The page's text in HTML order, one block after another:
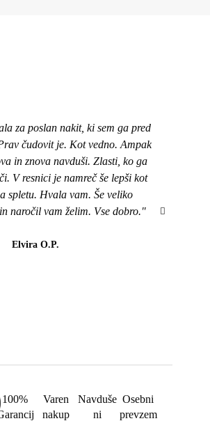
za poslan nakit, ki sem ga pred
čudovit je. Kot vedno. Ampak
in znova navduši. Zlasti, ko ga
V resnici je namreč še lepši kot
spletu. Hvala vam. Še veliko
naročil vam želim. Vse dobro."
Elvira O.P.
100%
Varen
nakup
Navduše
ni
Osebni
prevzem